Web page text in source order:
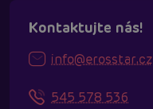
Kontaktujte nás!
info@erosstar.cz
545 578 536